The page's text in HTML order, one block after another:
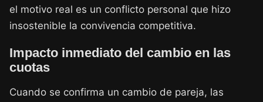
el motivo real es un conflicto personal que hizo
insostenible la convivencia competitiva.
Impacto inmediato del cambio en las
cuotas
Cuando se confirma un cambio de pareja, las